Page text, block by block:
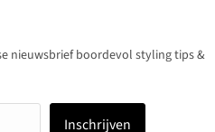
nieuwsbrief boordevol styling tips &
Inschrijven